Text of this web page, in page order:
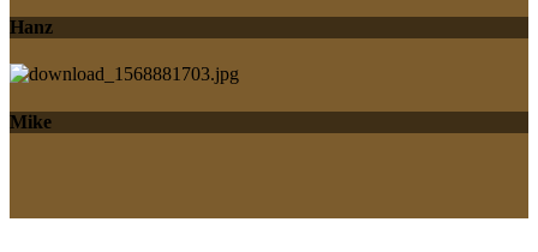
Hanz
Mike